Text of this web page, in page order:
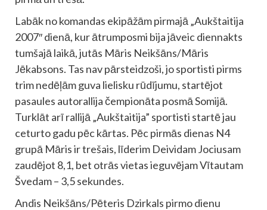
Labāk no komandas ekipāžām pirmajā „Aukštaitija
2007″ dienā, kur ātrumposmi bija jāveic diennakts
tumšajā laikā, jutās Māris Neikšāns/Māris
Jēkabsons. Tas nav pārsteidzoši, jo sportisti pirms
trim nedēļām guva lielisku rūdījumu, startējot
pasaules autorallija čempionāta posmā Somijā.
Turklāt arī rallijā „Aukštaitija” sportisti startē jau
ceturto gadu pēc kārtas. Pēc pirmās dienas N4
grupā Māris ir trešais, līderim Deividam Jociusam
zaudējot 8,1, bet otrās vietas ieguvējam Vītautam
Švedam – 3,5 sekundes.
Andis Neikšāns/Pēteris Dzirkals pirmo dienu